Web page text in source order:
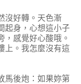
沒好轉。天色漸
起身，心想這小子
，感覺好心酸哦。
上。我怎麼沒有這
馬後炮：如果妳第